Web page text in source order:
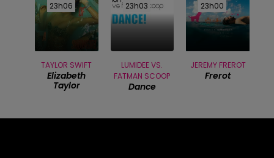
23h06
23h06
TAYLOR SWIFT
Elizabeth
Taylor
23h03
23h03
LUMIDEE VS.
FATMAN SCOOP
Dance
23h00
23h00
JEREMY FREROT
Frerot